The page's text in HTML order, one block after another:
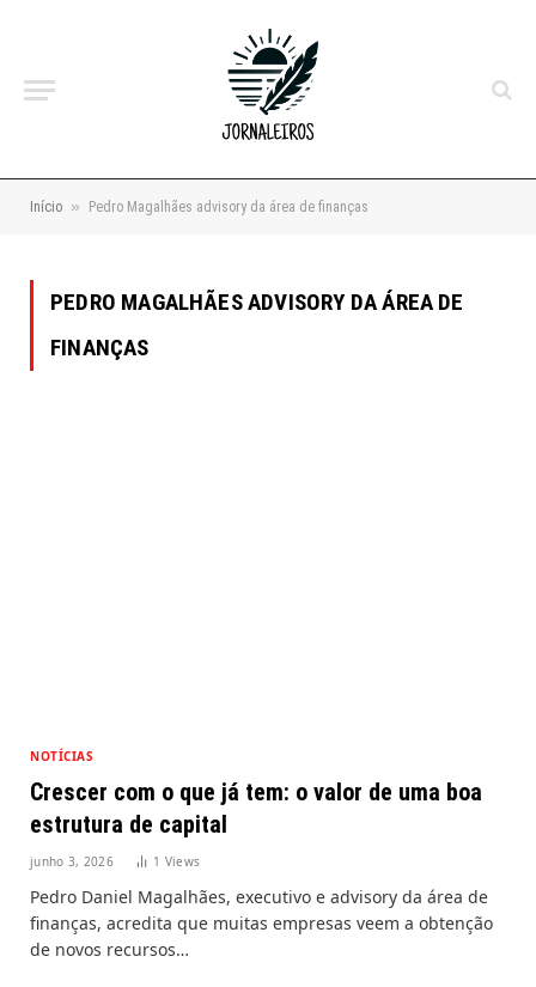
Início » Pedro Magalhães advisory da área de finanças
PEDRO MAGALHÃES ADVISORY DA ÁREA DE
FINANÇAS
NOTÍCIAS
Crescer com o que já tem: o valor de uma boa
estrutura de capital
junho 3, 2026 1 Views
Pedro Daniel Magalhães, executivo e advisory da área de
finanças, acredita que muitas empresas veem a obtenção
de novos recursos…